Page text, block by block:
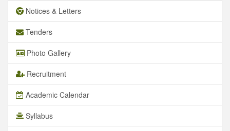
Notices & Letters
Tenders
Photo Gallery
Recruitment
Academic Calendar
Syllabus